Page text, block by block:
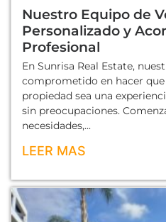
Nuestro Equipo de
Personalizado y
Profesional
En Sunrisa Real Estate,
comprometido en hacer
propiedad sea una
sin preocupaciones.
necesidades,...
LEER MAS